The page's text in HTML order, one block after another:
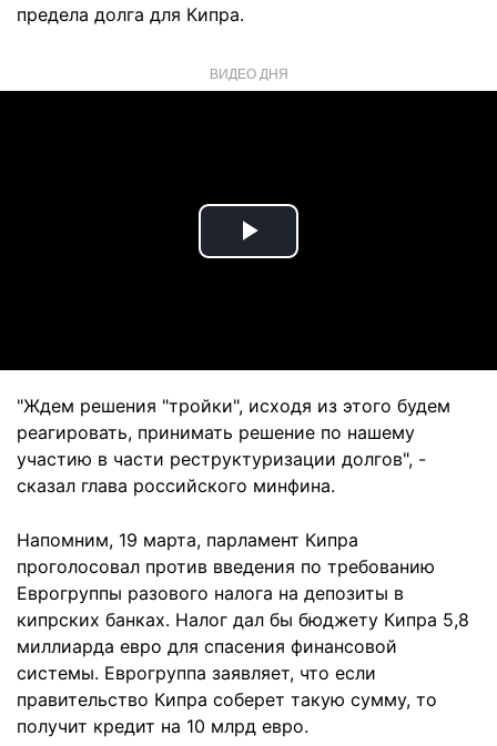
предела долга для Кипра.
ВИДЕО ДНЯ
Play
"Ждем решения "тройки", исходя из этого будем
реагировать, принимать решение по нашему
участию в части реструктуризации долгов", -
сказал глава российского минфина.
Напомним, 19 марта, парламент Кипра
проголосовал против введения по требованию
Еврогруппы разового налога на депозиты в
кипрских банках. Налог дал бы бюджету Кипра 5,8
миллиарда евро для спасения финансовой
системы. Еврогруппа заявляет, что если
правительство Кипра соберет такую сумму, то
получит кредит на 10 млрд евро.